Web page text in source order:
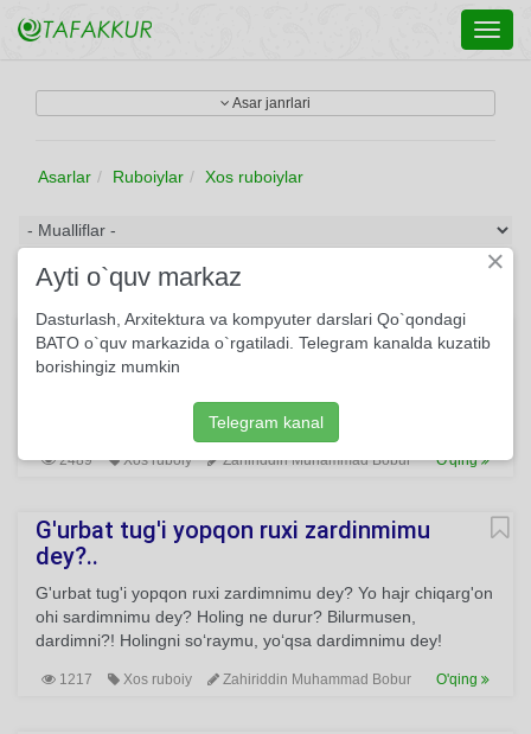
Asar janrlari
Asarlar Ruboiylar Xos ruboiylar
Shohim sanga ma'lum emastur, ne qilay?..
Shohim sanga ma'lum emastur, ne qilay, Ohim sanga ma'lum
u hilol, Mohim, sanga ma'lum emastur ne qilay?
2489 Xos ruboiy Zahiriddin Muhammad Bobur O'qing
G'urbat tug'i yopqon ruxi zardinmimu
dey?..
G'urbat tug'i yopqon ruxi zardimnimu dey? Yo hajr chiqarg'on
ohi sardimnimu dey? Holing ne durur? Bilurmusen,
dardimni?! Holingni so‘raymu, yo‘qsa dardimnimu dey!
1217 Xos ruboiy Zahiriddin Muhammad Bobur O'qing
×
Ayti o`quv markaz
Dasturlash, Arxitektura va kompyuter darslari Qo`qondagi
BATO o`quv markazida o`rgatiladi. Telegram kanalda kuzatib
borishingiz mumkin
Telegram kanal